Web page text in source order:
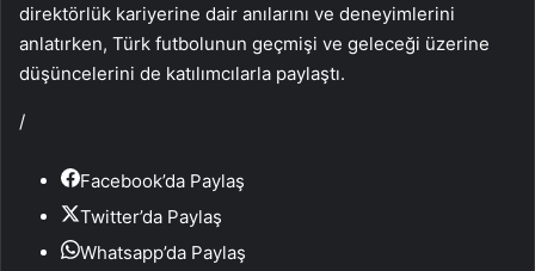
direktörlük kariyerine dair anılarını ve deneyimlerini
anlatırken, Türk futbolunun geçmişi ve geleceği üzerine
düşüncelerini de katılımcılarla paylaştı.
/
Facebook’da Paylaş
Twitter’da Paylaş
Whatsapp’da Paylaş